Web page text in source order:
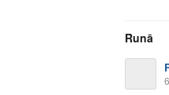
Runā